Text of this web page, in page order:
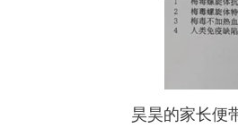
昊昊的家长便